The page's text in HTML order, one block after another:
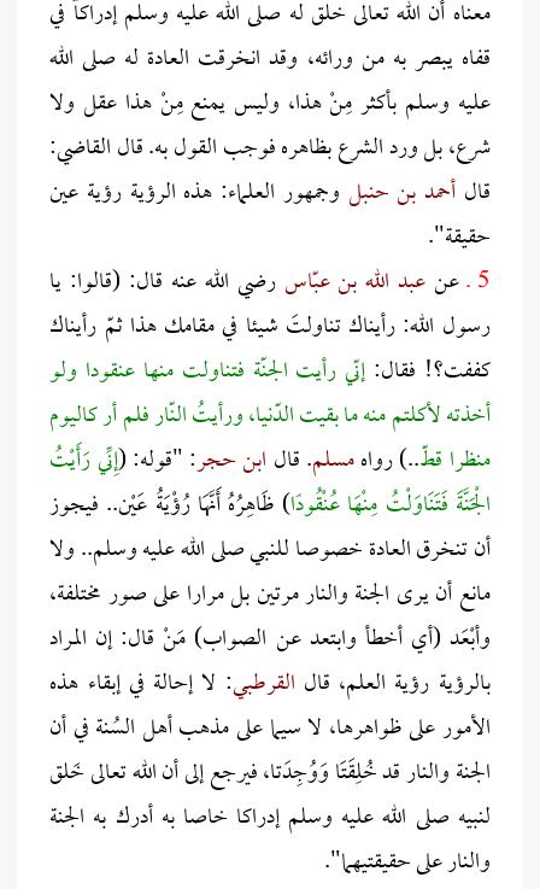
معناه أن الله تعالى خلق له صلى الله عليه وسلم إدراكاً في
قفاه يبصر به من ورائه، وقد انخرقت العادة له صلى الله
عليه وسلم بأكثر مِنْ هذا، وليس يمنع مِنْ هذا عقل ولا
شرع، بل ورد الشرع بظاهره فوجب القول به. قال القاضي:
قال أحمد بن حنبل وجمهور العلماء: هذه الرؤية رؤية عين
حقيقة".
5 ـ عنعبد الله بن عبّاسرضي الله عنه قال: (قالوا: يا
رسول الله: رأيناك تناولتَ شيئا في مقامك هذا ثمّ رأيناك
كففت؟! فقال:إنّي رأيت الجنّة فتناولت منها عنقودا ولو
أخذته لأكلتم منه ما بقيت الدّنيا، ورأيتُ النّار فلم أر كاليوم
منظرا قطّ..) رواهمسلم. قال ابن حجر: "قوله: (إِنِّي رَأَيْتُ
الْجَنَّةَ فَتَنَاوَلْتُ مِنْهَا عُنْقُودًا) ظَاهِرُهُ أَنَّهَا رُؤْيَةُ عَيْن.. فيجوز
أن تنخرق العادة خصوصا للنبي صلى الله عليه وسلم.. ولا
مانع أن يرى الجنة والنار مرتين بل مرارا على صور مختلفة،
وأبْعَد (أي أخطأ وابتعد عن الصواب) مَنْ قال: إن المراد
بالرؤية رؤية العلم، قال القرطبي: لا إحالة في إبقاء هذه
الأمور على ظواهرها، لا سيما على مذهب أهل السُنة في أن
الجنة والنار قد خُلِقَتَا وَوُجِدَتا، فيرجع إلى أن الله تعالى خَلق
لنبيه صلى الله عليه وسلم إدراكا خاصا به أدرك به الجنة
والنار على حقيقتيهما".